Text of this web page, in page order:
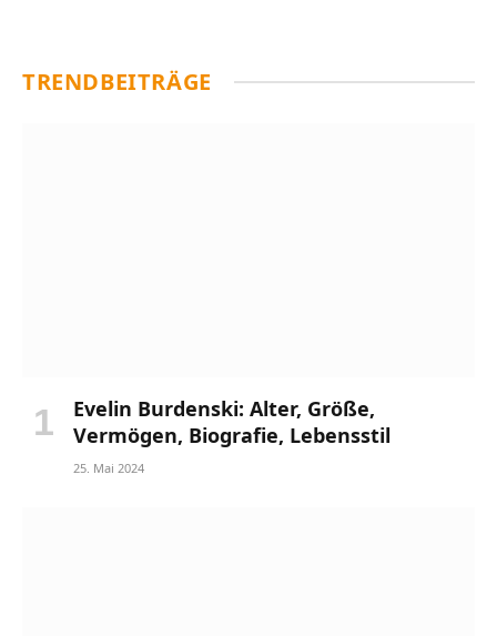
TRENDBEITRÄGE
Evelin Burdenski: Alter, Größe,
Vermögen, Biografie, Lebensstil
25. Mai 2024